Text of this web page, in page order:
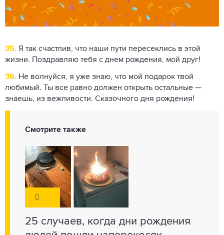
35. Я так счастлив, что наши пути пересеклись в этой
жизни. Поздравляю тебя с днем ​​рождения, мой друг!
36. Не волнуйся, я уже знаю, что мой подарок твой
любимый. Ты все равно должен открыть остальные —
знаешь, из вежливости. Сказочного дня рождения!
Смотрите также
25 случаев, когда дни рождения